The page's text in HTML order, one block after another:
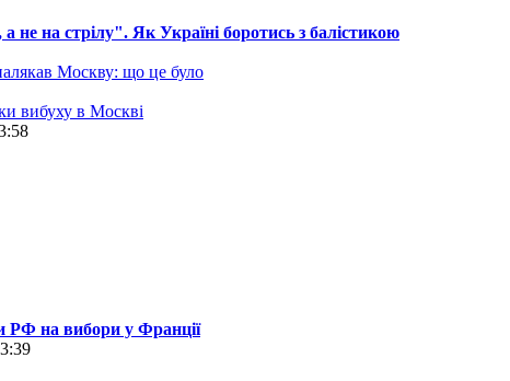
на стрілу". Як Україні боротись з балістикою
Москву: що це було
вибуху в Москві
РФ на вибори у Франції